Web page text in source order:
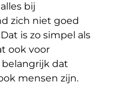
bij
zich niet goed
is zo simpel als
ook voor
dat
mensen zijn.